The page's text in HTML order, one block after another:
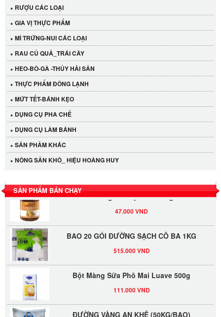
RƯỢU CÁC LOẠI
GIA VỊ THỰC PHẨM
MÌ TRỨNG-NUI CÁC LOẠI
RAU CỦ QUẢ_TRÁI CÂY
HEO-BÒ-GÀ -THỦY HẢI SẢN
THỰC PHẨM ĐÔNG LẠNH
MỨT TẾT-BÁNH KẸO
DỤNG CỤ PHA CHẾ
DỤNG CỤ LÀM BÁNH
SẢN PHẢM KHÁC
NÔNG SẢN KHÔ_ HIỆU HOÀNG HUY
SẢN PHẨM BÁN CHẠY
LỐC 12 HỦ Tương xí muội LKK 260g
Tương xí muội LKK 260g
47.000 VND
BAO 20 GÓI ĐƯỜNG SẠCH CÔ BA 1KG
515.000 VND
Bột Màng Sữa Phô Mai Luave 500g
111.000 VND
ĐƯỜNG VÀNG AN KHÊ (50KG/BAO)